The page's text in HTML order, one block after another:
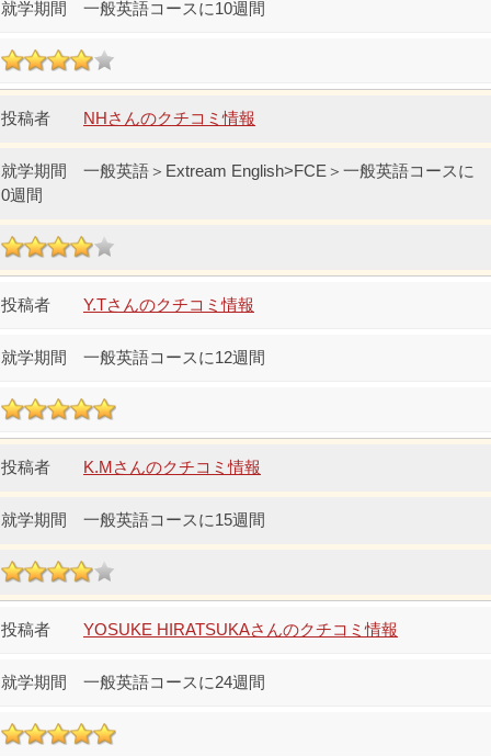
一般英語コースに10週間
NHさんのクチコミ情報
一般英語＞Extream English>FCE＞一般英語コースに
0週間
Y.Tさんのクチコミ情報
一般英語コースに12週間
K.Mさんのクチコミ情報
一般英語コースに15週間
YOSUKE HIRATSUKAさんのクチコミ情報
一般英語コースに24週間